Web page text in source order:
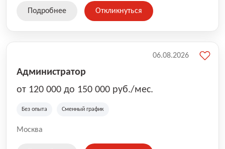
Подробнее Откликнуться
Администратор
от 120 000 до 150 000 руб./мес.
Без опыта Сменный график
Москва
06.08.2026